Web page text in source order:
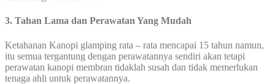
3. Tahan Lama dan Perawatan Yang Mudah
Ketahanan Kanopi glamping rata – rata mencapai 15 tahun namun,
itu semua tergantung dengan perawatannya sendiri akan tetapi
perawatan kanopi membran tidaklah susah dan tidak memerlukan
tenaga ahli untuk perawatannya.